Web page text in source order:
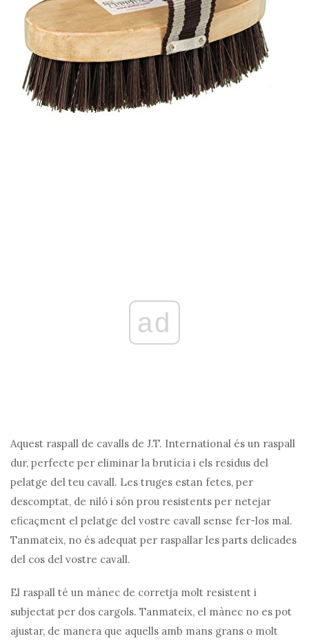
ad
Aquest raspall de cavalls de J.T. International és un raspall
dur, perfecte per eliminar la brutícia i els residus del
pelatge del teu cavall. Les truges estan fetes, per
descomptat, de niló i són prou resistents per netejar
eficaçment el pelatge del vostre cavall sense fer-los mal.
Tanmateix, no és adequat per raspallar les parts delicades
del cos del vostre cavall.
El raspall té un mànec de corretja molt resistent i
subjectat per dos cargols. Tanmateix, el mànec no es pot
ajustar, de manera que aquells amb mans grans o molt